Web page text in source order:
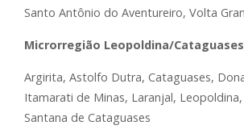
Santo Antônio do Aventureiro, Volta
Microrregião Leopoldina/
Argirita, Astolfo Dutra, Cataguases,
Itamarati de Minas, Laranjal, Leopoldina,
Santana de Cataguases